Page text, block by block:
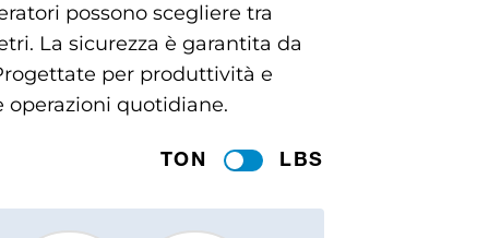
possono scegliere tra
La sicurezza è garantita da
per produttività e
operazioni quotidiane.
TON LBS